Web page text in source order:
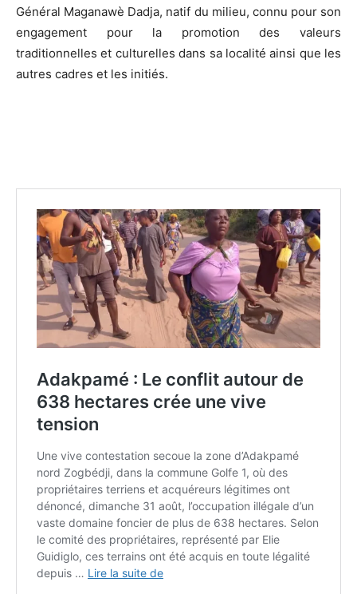
Général Maganawè Dadja, natif du milieu, connu pour son
engagement pour la promotion des valeurs
traditionnelles et culturelles dans sa localité ainsi que les
autres cadres et les initiés.